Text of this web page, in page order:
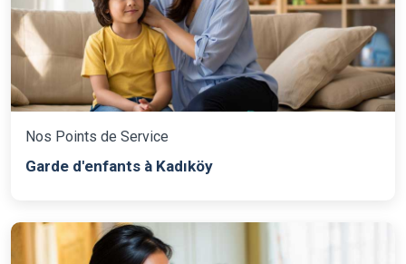
Nos Points de Service
Garde d'enfants à Kadıköy